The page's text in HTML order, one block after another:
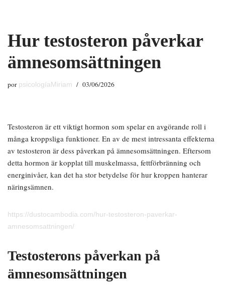
al
contenido
Hur testosteron påverkar
ämnesomsättningen
por psicologíaMiriam 03/06/2026
Testosteron är ett viktigt hormon som spelar en avgörande roll i
många kroppsliga funktioner. En av de mest intressanta effekterna
av testosteron är dess påverkan på ämnesomsättningen. Eftersom
detta hormon är kopplat till muskelmassa, fettförbränning och
energinivåer, kan det ha stor betydelse för hur kroppen hanterar
näringsämnen.
https://dustocambodia.com/hur-testosteron-paverkar-
amnesomsattningen/
Testosterons påverkan på
ämnesomsättningen